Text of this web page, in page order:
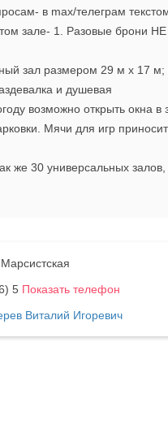
в max/телеграм
зале- 1. Разовые брони
зал размером 29 м х 17 м;
и душевая
возможно открыть окна в
Мячи для игр
же 30 универсальных
5 Показать телефон
Виталий Игоревич